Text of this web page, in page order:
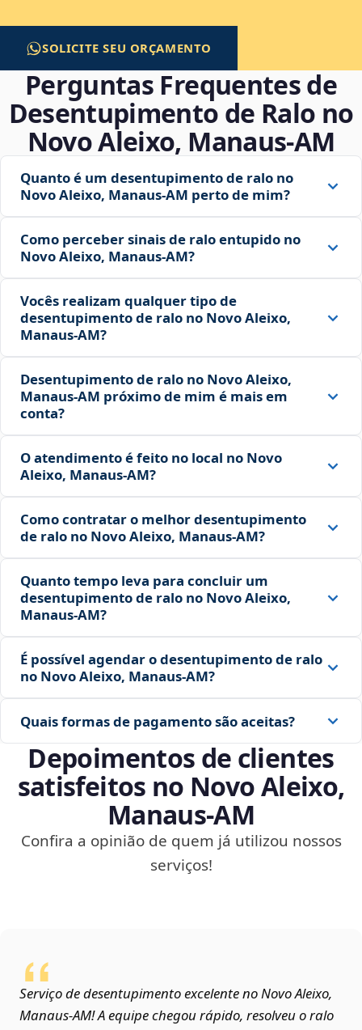
SOLICITE SEU ORÇAMENTO
Perguntas Frequentes de
Desentupimento de Ralo no
Novo Aleixo, Manaus‑AM
Quanto é um desentupimento de ralo no
Novo Aleixo, Manaus‑AM perto de mim?
Como perceber sinais de ralo entupido no
Novo Aleixo, Manaus‑AM?
Vocês realizam qualquer tipo de
desentupimento de ralo no Novo Aleixo,
Manaus‑AM?
Desentupimento de ralo no Novo Aleixo,
Manaus‑AM próximo de mim é mais em
conta?
O atendimento é feito no local no Novo
Aleixo, Manaus‑AM?
Como contratar o melhor desentupimento
de ralo no Novo Aleixo, Manaus‑AM?
Quanto tempo leva para concluir um
desentupimento de ralo no Novo Aleixo,
Manaus‑AM?
É possível agendar o desentupimento de ralo
no Novo Aleixo, Manaus‑AM?
Quais formas de pagamento são aceitas?
Depoimentos de clientes
satisfeitos no Novo Aleixo,
Manaus‑AM
Confira a opinião de quem já utilizou nossos
serviços!
Serviço de desentupimento excelente no Novo Aleixo,
Manaus‑AM! A equipe chegou rápido, resolveu o ralo